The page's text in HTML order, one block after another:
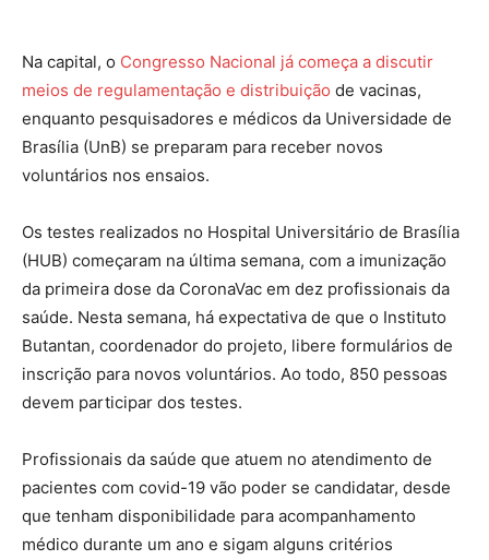
Na capital, o Congresso Nacional já começa a discutir
meios de regulamentação e distribuição de vacinas,
enquanto pesquisadores e médicos da Universidade de
Brasília (UnB) se preparam para receber novos
voluntários nos ensaios.
Os testes realizados no Hospital Universitário de Brasília
(HUB) começaram na última semana, com a imunização
da primeira dose da CoronaVac em dez profissionais da
saúde. Nesta semana, há expectativa de que o Instituto
Butantan, coordenador do projeto, libere formulários de
inscrição para novos voluntários. Ao todo, 850 pessoas
devem participar dos testes.
Profissionais da saúde que atuem no atendimento de
pacientes com covid-19 vão poder se candidatar, desde
que tenham disponibilidade para acompanhamento
médico durante um ano e sigam alguns critérios